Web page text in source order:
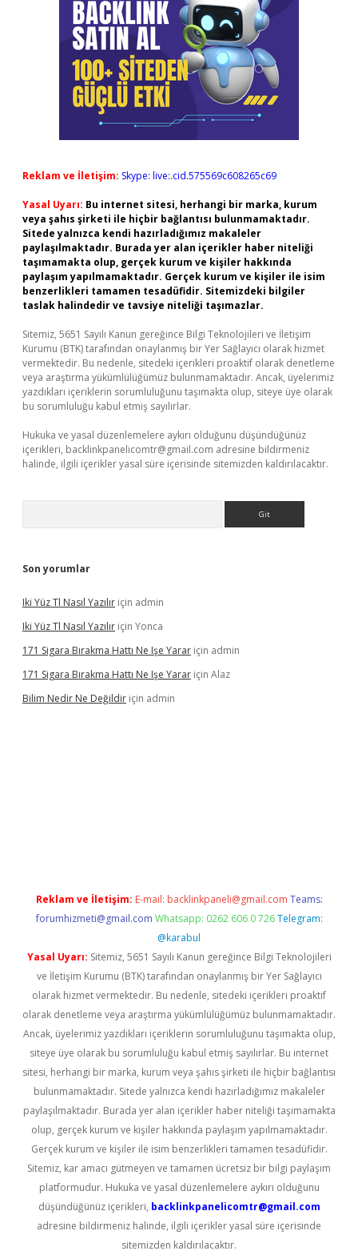
Reklam ve İletişim: Skype: live:.cid.575569c608265c69
Yasal Uyarı: Bu internet sitesi, herhangi bir marka, kurum
veya şahıs şirketi ile hiçbir bağlantısı bulunmamaktadır.
Sitede yalnızca kendi hazırladığımız makaleler
paylaşılmaktadır. Burada yer alan içerikler haber niteliği
taşımamakta olup, gerçek kurum ve kişiler hakkında
paylaşım yapılmamaktadır. Gerçek kurum ve kişiler ile isim
benzerlikleri tamamen tesadüfidir. Sitemizdeki bilgiler
taslak halindedir ve tavsiye niteliği taşımazlar.
Sitemiz, 5651 Sayılı Kanun gereğince Bilgi Teknolojileri ve İletişim
Kurumu (BTK) tarafından onaylanmış bir Yer Sağlayıcı olarak hizmet
vermektedir. Bu nedenle, sitedeki içerikleri proaktif olarak denetleme
veya araştırma yükümlülüğümüz bulunmamaktadır. Ancak, üyelerimiz
yazdıkları içeriklerin sorumluluğunu taşımakta olup, siteye üye olarak
bu sorumluluğu kabul etmiş sayılırlar.
Hukuka ve yasal düzenlemelere aykırı olduğunu düşündüğünüz
içerikleri, backlinkpanelicomtr@gmail.com adresine bildirmeniz
halinde, ilgili içerikler yasal süre içerisinde sitemizden kaldırılacaktır.
Son yorumlar
Iki Yüz Tl Nasıl Yazılır için admin
Iki Yüz Tl Nasıl Yazılır için Yonca
171 Sigara Bırakma Hattı Ne Işe Yarar için admin
171 Sigara Bırakma Hattı Ne Işe Yarar için Alaz
Bilim Nedir Ne Değildir için admin
Reklam ve İletişim: E-mail: backlinkpaneli@gmail.com Teams:
forumhizmeti@gmail.com Whatsapp: 0262 606 0 726 Telegram:
@karabul
Yasal Uyarı: Sitemiz, 5651 Sayılı Kanun gereğince Bilgi Teknolojileri
ve İletişim Kurumu (BTK) tarafından onaylanmış bir Yer Sağlayıcı
olarak hizmet vermektedir. Bu nedenle, sitedeki içerikleri proaktif
olarak denetleme veya araştırma yükümlülüğümüz bulunmamaktadır.
Ancak, üyelerimiz yazdıkları içeriklerin sorumluluğunu taşımakta olup,
siteye üye olarak bu sorumluluğu kabul etmiş sayılırlar. Bu internet
sitesi, herhangi bir marka, kurum veya şahıs şirketi ile hiçbir bağlantısı
bulunmamaktadır. Sitede yalnızca kendi hazırladığımız makaleler
paylaşılmaktadır. Burada yer alan içerikler haber niteliği taşımamakta
olup, gerçek kurum ve kişiler hakkında paylaşım yapılmamaktadır.
Gerçek kurum ve kişiler ile isim benzerlikleri tamamen tesadüfidir.
Sitemiz, kar amacı gütmeyen ve tamamen ücretsiz bir bilgi paylaşım
platformudur. Hukuka ve yasal düzenlemelere aykırı olduğunu
düşündüğünüz içerikleri, backlinkpanelicomtr@gmail.com
adresine bildirmeniz halinde, ilgili içerikler yasal süre içerisinde
sitemizden kaldırılacaktır.